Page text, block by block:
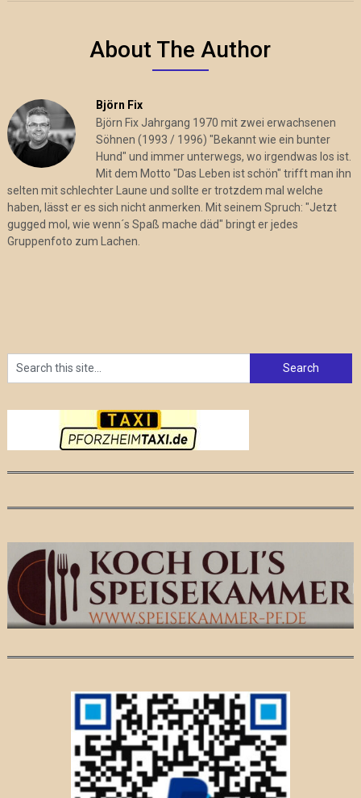
About The Author
Björn Fix
Björn Fix Jahrgang 1970 mit zwei erwachsenen
Söhnen (1993 / 1996) "Bekannt wie ein bunter
Hund" und immer unterwegs, wo irgendwas los ist.
Mit dem Motto "Das Leben ist schön" trifft man ihn
selten mit schlechter Laune und sollte er trotzdem mal welche
haben, lässt er es sich nicht anmerken. Mit seinem Spruch: "Jetzt
gugged mol, wie wenn´s Spaß mache däd" bringt er jedes
Gruppenfoto zum Lachen.